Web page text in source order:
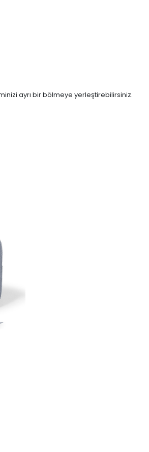
ayrı bir bölmeye yerleştirebilirsiniz.